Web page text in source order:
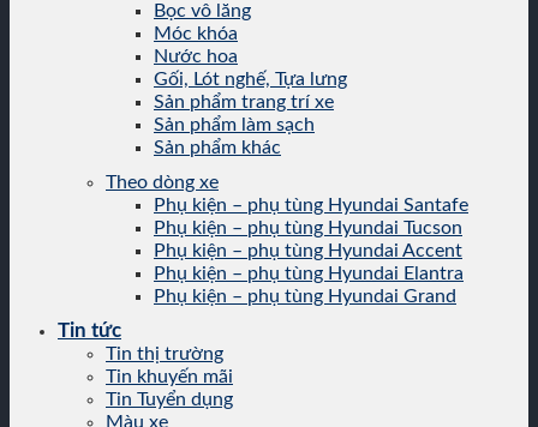
Bọc vô lăng
Móc khóa
Nước hoa
Gối, Lót nghế, Tựa lưng
Sản phẩm trang trí xe
Sản phẩm làm sạch
Sản phẩm khác
Theo dòng xe
Phụ kiện – phụ tùng Hyundai Santafe
Phụ kiện – phụ tùng Hyundai Tucson
Phụ kiện – phụ tùng Hyundai Accent
Phụ kiện – phụ tùng Hyundai Elantra
Phụ kiện – phụ tùng Hyundai Grand
Tin tức
Tin thị trường
Tin khuyến mãi
Tin Tuyển dụng
Màu xe